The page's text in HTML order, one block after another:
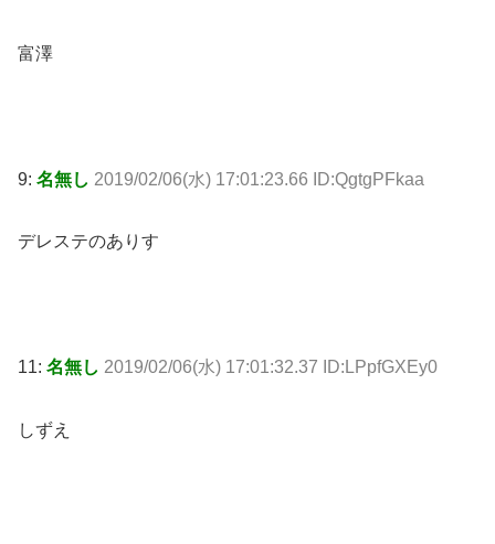
富澤
9: 名無し 2019/02/06(水) 17:01:23.66 ID:QgtgPFkaa
デレステのありす
11: 名無し 2019/02/06(水) 17:01:32.37 ID:LPpfGXEy0
しずえ